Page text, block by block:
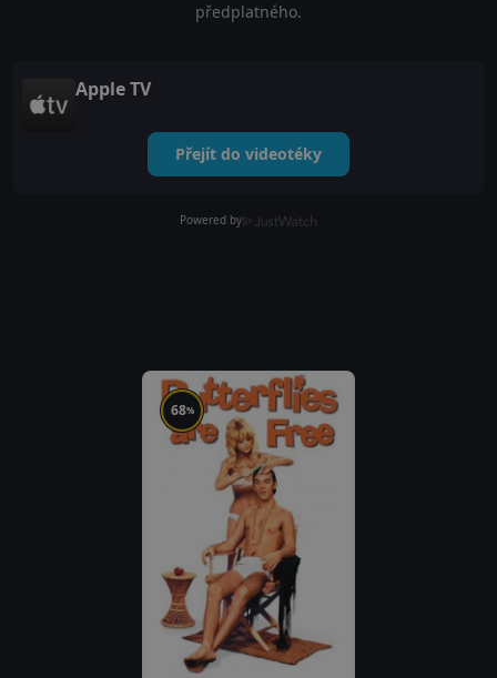
předplatného.
Apple TV
Přejít do videotéky
Powered by
68%